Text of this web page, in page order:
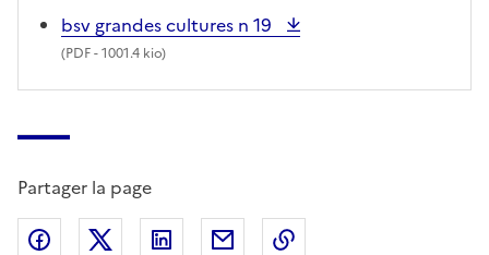
bsv grandes cultures n 19
(PDF- 1001.4 kio)
Partager la page
Partager sur Facebook
Partager sur X (anciennement Twitter)
Partager sur LinkedIn
Partager par email